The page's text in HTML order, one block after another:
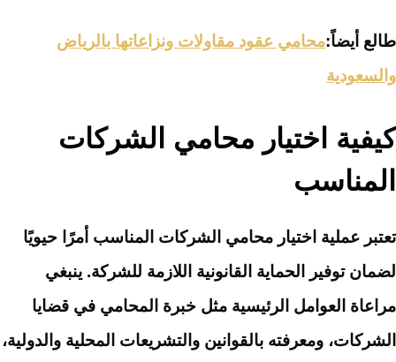
طالع أيضاً:محامي عقود مقاولات ونزاعاتها بالرياض
والسعودية
كيفية اختيار محامي الشركات
المناسب
تعتبر عملية اختيار محامي الشركات المناسب أمرًا حيويًا
لضمان توفير الحماية القانونية اللازمة للشركة. ينبغي
مراعاة العوامل الرئيسية مثل خبرة المحامي في قضايا
الشركات، ومعرفته بالقوانين والتشريعات المحلية والدولية،